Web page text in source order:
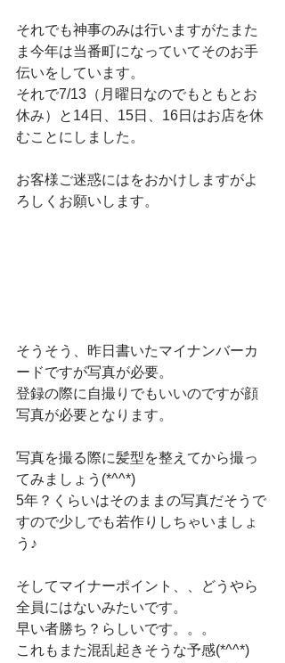
それでも神事のみは行いますがたまた
ま今年は当番町になっていてそのお手
伝いをしています。
それで7/13（月曜日なのでもともとお
休み）と14日、15日、16日はお店を休
むことにしました。
お客様ご迷惑にはをおかけしますがよ
ろしくお願いします。
そうそう、昨日書いたマイナンバーカ
ードですが写真が必要。
登録の際に自撮りでもいいのですが顔
写真が必要となります。
写真を撮る際に髪型を整えてから撮っ
てみましょう(*^^*)
5年？くらいはそのままの写真だそうで
すので少しでも若作りしちゃいましょ
う♪
そしてマイナーポイント、、どうやら
全員にはないみたいです。
早い者勝ち？らしいです。。。
これもまた混乱起きそうな予感(*^^*)